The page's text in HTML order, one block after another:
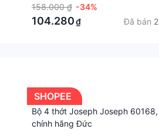
158.000 ₫ -34%
104.280₫ Đã bán 2
SHOPEE
Bộ 4 thớt Joseph Joseph 60168,
chính hãng Đức